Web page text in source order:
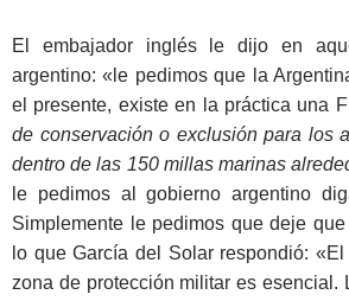
El embajador inglés le dijo en
argentino: «le pedimos que la
el presente, existe en la práctica una
de conservación o exclusión para los
dentro de las 150 millas marinas
le pedimos al gobierno argentino
Simplemente le pedimos que deje
lo que García del Solar respondió:
zona de protección militar es esencial.